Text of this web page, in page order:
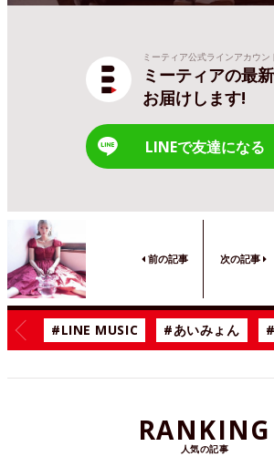
ミーティア公式ラインアカウン
ミーティアの最
お届けします!
LINEで友達になる
前の記事 次の記事
#LINE MUSIC #あいみょん
RANKING
人気の記事